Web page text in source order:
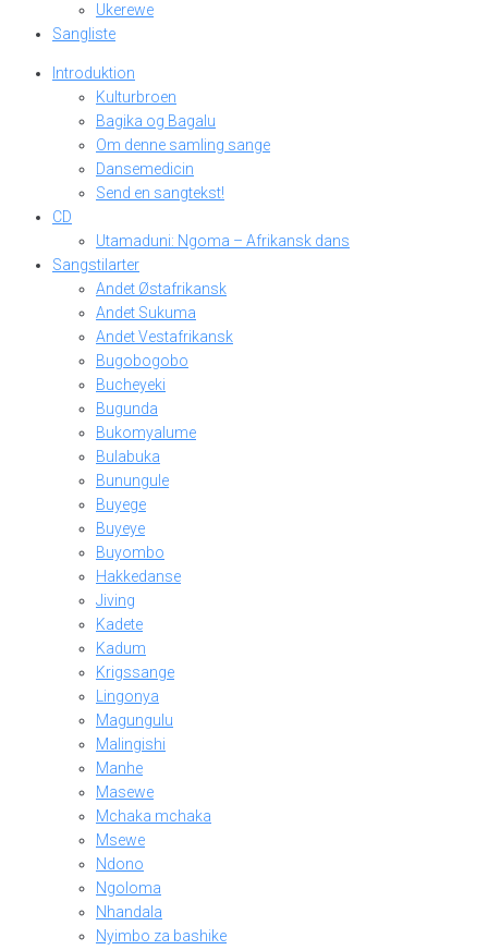
Ukerewe
Sangliste
Introduktion
Kulturbroen
Bagika og Bagalu
Om denne samling sange
Dansemedicin
Send en sangtekst!
CD
Utamaduni: Ngoma – Afrikansk dans
Sangstilarter
Andet Østafrikansk
Andet Sukuma
Andet Vestafrikansk
Bugobogobo
Bucheyeki
Bugunda
Bukomyalume
Bulabuka
Bunungule
Buyege
Buyeye
Buyombo
Hakkedanse
Jiving
Kadete
Kadum
Krigssange
Lingonya
Magungulu
Malingishi
Manhe
Masewe
Mchaka mchaka
Msewe
Ndono
Ngoloma
Nhandala
Nyimbo za bashike